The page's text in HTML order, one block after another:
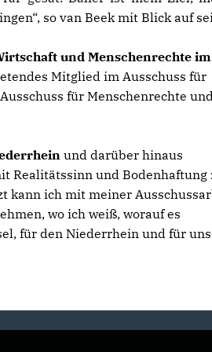
so van Beek mit Blick auf
und Menschenrechte
Mitglied im Ausschuss für
für Menschenrechte
und darüber hinaus
Realitätssinn und Bodenhaftung
kann ich mit meiner
wo ich weiß, worauf es
für den Niederrhein und für